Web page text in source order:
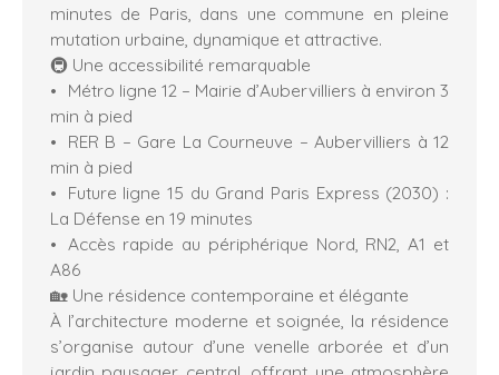
minutes de Paris, dans une commune en pleine
mutation urbaine, dynamique et attractive.
🚇 Une accessibilité remarquable
Métro ligne 12 – Mairie d’Aubervilliers à environ 3
min à pied
RER B – Gare La Courneuve – Aubervilliers à 12
min à pied
Future ligne 15 du Grand Paris Express (2030) :
La Défense en 19 minutes
Accès rapide au périphérique Nord, RN2, A1 et
A86
🏡 Une résidence contemporaine et élégante
À l’architecture moderne et soignée, la résidence
s’organise autour d’une venelle arborée et d’un